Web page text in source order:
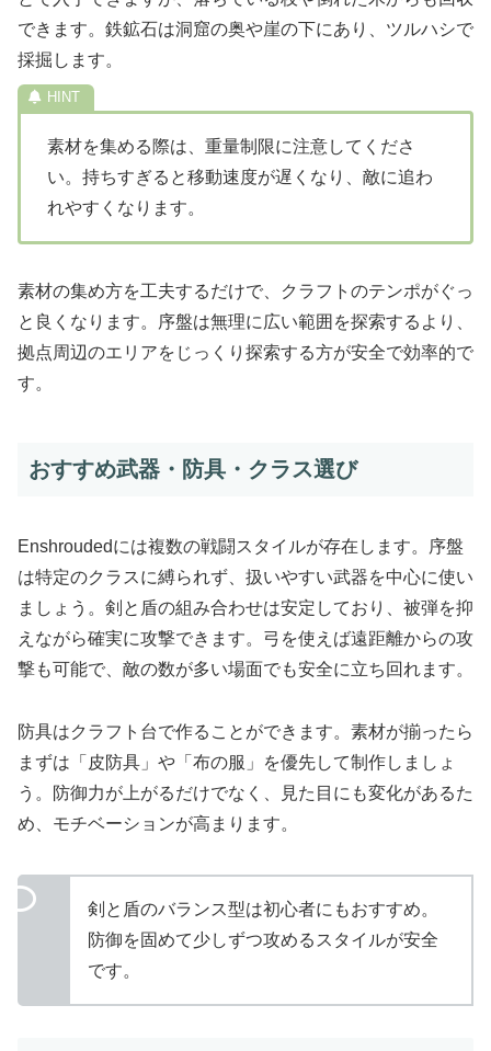
できます。鉄鉱石は洞窟の奥や崖の下にあり、ツルハシで
採掘します。
素材を集める際は、重量制限に注意してくださ
い。持ちすぎると移動速度が遅くなり、敵に追わ
れやすくなります。
素材の集め方を工夫するだけで、クラフトのテンポがぐっ
と良くなります。序盤は無理に広い範囲を探索するより、
拠点周辺のエリアをじっくり探索する方が安全で効率的で
す。
おすすめ武器・防具・クラス選び
Enshroudedには複数の戦闘スタイルが存在します。序盤
は特定のクラスに縛られず、扱いやすい武器を中心に使い
ましょう。剣と盾の組み合わせは安定しており、被弾を抑
えながら確実に攻撃できます。弓を使えば遠距離からの攻
撃も可能で、敵の数が多い場面でも安全に立ち回れます。
防具はクラフト台で作ることができます。素材が揃ったら
まずは「皮防具」や「布の服」を優先して制作しましょ
う。防御力が上がるだけでなく、見た目にも変化があるた
め、モチベーションが高まります。
剣と盾のバランス型は初心者にもおすすめ。
防御を固めて少しずつ攻めるスタイルが安全
です。